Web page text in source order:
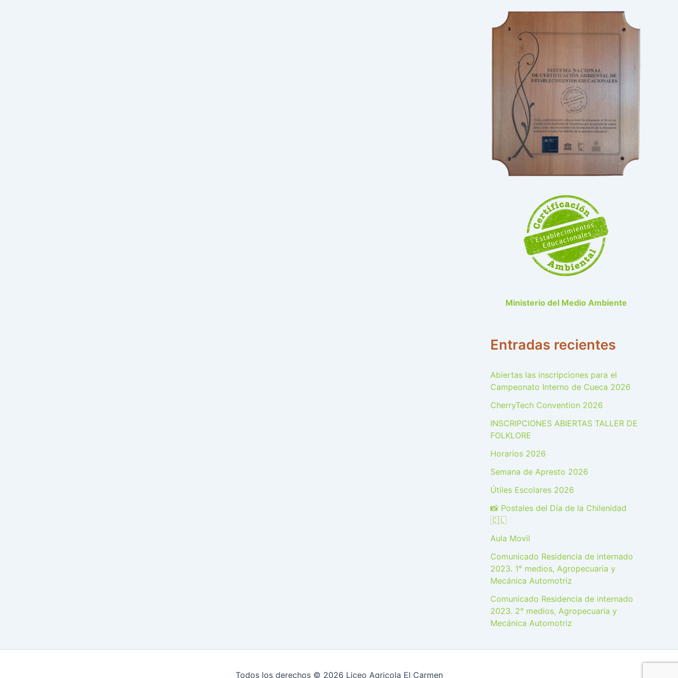
Ministerio del Medio Ambiente
Entradas recientes
Abiertas las inscripciones para el
Campeonato Interno de Cueca 2026
CherryTech Convention 2026
INSCRIPCIONES ABIERTAS TALLER DE
FOLKLORE
Horarios 2026
Semana de Apresto 2026
Útiles Escolares 2026
📸 Postales del Día de la Chilenidad
🇨🇱
Aula Movil
Comunicado Residencia de internado
2023. 1° medios, Agropecuaria y
Mecánica Automotriz
Comunicado Residencia de internado
2023. 2° medios, Agropecuaria y
Mecánica Automotriz
Todos los derechos © 2026 Liceo Agricola El Carmen